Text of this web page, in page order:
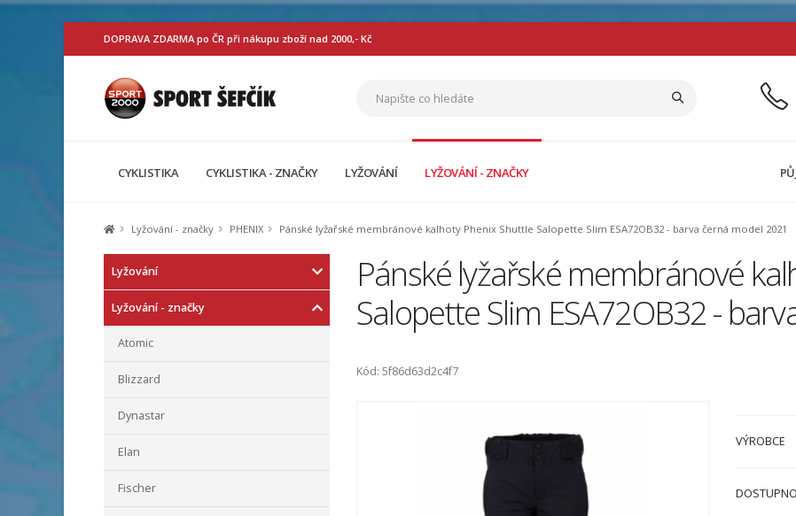
DOPRAVA ZDARMA po ČR při nákupu zboží nad 2000,- Kč
CYKLISTIKA CYKLISTIKA - ZNAČKY LYŽOVÁNÍ LYŽOVÁNÍ - ZNAČKY
Lyžování - značky PHENIX Pánské lyžařské membránové kalhoty Phenix Shuttle Salopette Slim ESA72OB32 - barva černá model 2021
Lyžování
Lyžování - značky
Atomic
Blizzard
Dynastar
Elan
Fischer
Pánské lyžařské membránové
Salopette Slim ESA72OB32 -
Kód: 5f86d63d2c4f7
VÝROBCE